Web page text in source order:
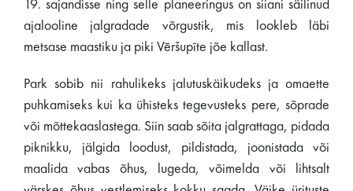
19. sajandisse ning selle planeeringus on siiani säilinud
ajalooline jalgradade võrgustik, mis lookleb läbi
metsase maastiku ja piki Vēršupīte jõe kallast.
Park sobib nii rahulikeks jalutuskäikudeks ja omaette
puhkamiseks kui ka ühisteks tegevusteks pere, sõprade
või mõttekaaslastega. Siin saab sõita jalgrattaga, pidada
piknikku, jälgida loodust, pildistada, joonistada või
maalida vabas õhus, lugeda, võimelda või lihtsalt